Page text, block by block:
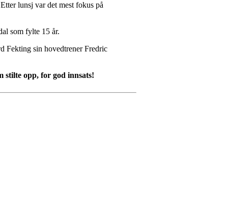
lunsj var det mest fokus på
som fylte 15 år.
Fekting sin hovedtrenerFredric
stilte opp, for god innsats!